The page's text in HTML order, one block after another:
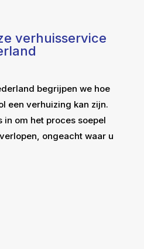
verhuisservice
begrijpen we hoe
een verhuizing kan zijn.
in om het proces soepel
ongeacht waar u